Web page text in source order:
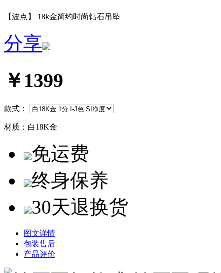
【波点】 18k金简约时尚钻石吊坠
分享
￥1399
款式：
材质： 白18K金
免运费
终身保养
30天退换货
图文详情
包装售后
产品评价